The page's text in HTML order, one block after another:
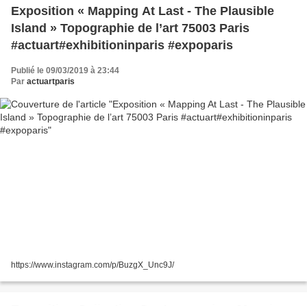
Exposition « Mapping At Last - The Plausible
Island » Topographie de l’art 75003 Paris
#actuart#exhibitioninparis #expoparis
Publié le 09/03/2019 à 23:44
Par actuartparis
https://www.instagram.com/p/BuzgX_Unc9J/